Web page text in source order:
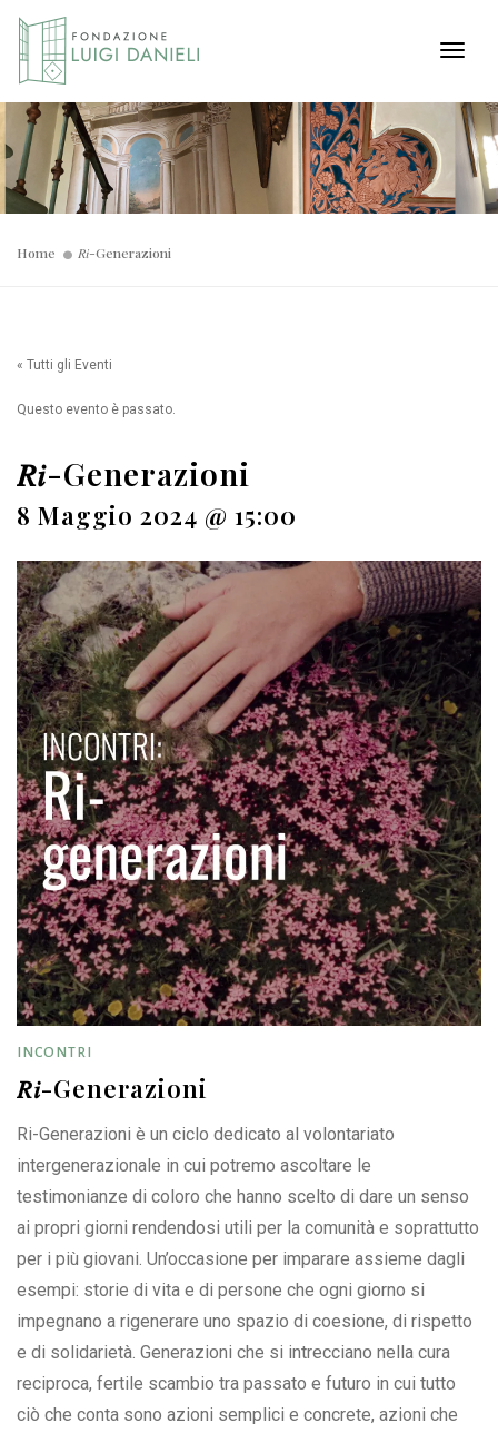
Home 𝑅𝑖-Generazioni
« Tutti gli Eventi
Questo evento è passato.
𝑅𝑖-Generazioni
8 Maggio 2024 @ 15:00
INCONTRI
𝑅𝑖-Generazioni
Ri-Generazioni è un ciclo dedicato al volontariato
intergenerazionale in cui potremo ascoltare le
testimonianze di coloro che hanno scelto di dare un senso
ai propri giorni rendendosi utili per la comunità e soprattutto
per i più giovani. Un’occasione per imparare assieme dagli
esempi: storie di vita e di persone che ogni giorno si
impegnano a rigenerare uno spazio di coesione, di rispetto
e di solidarietà. Generazioni che si intrecciano nella cura
reciproca, fertile scambio tra passato e futuro in cui tutto
ciò che conta sono azioni semplici e concrete, azioni che